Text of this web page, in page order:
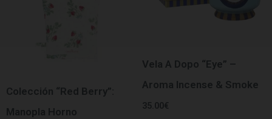
Colección “Red Berry”:
Manopla Horno
Vela A Dopo “Eye” –
Aroma Incense & Smoke
35.00 €